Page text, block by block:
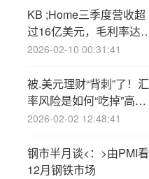
KB ;Home三季度营收超
过16亿美元，毛利率达
18.9%
2026-02-10 00:31:41
被.美元理财“背刺”了！汇
率风险是如何“吃掉”高收
益的？
2026-02-02 12:48:41
钢市半月谈<：>由PMI看
12月钢铁市场